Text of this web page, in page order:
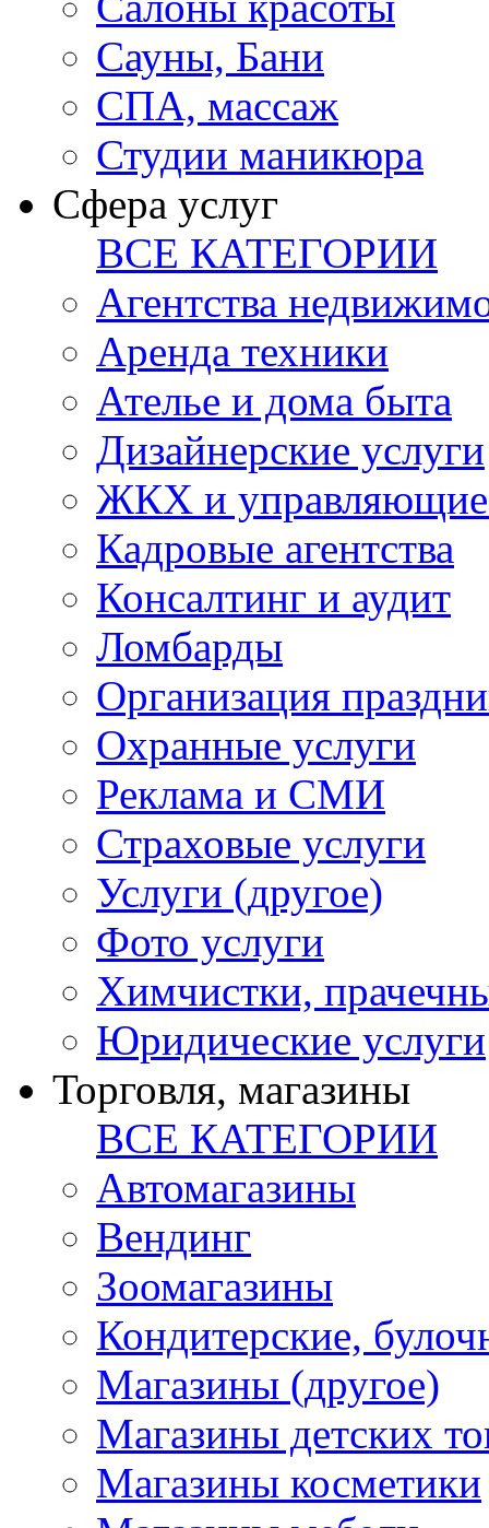
Сауны, Бани
СПА, массаж
Студии маникюра
Сфера услуг
ВСЕ КАТЕГОРИИ
Агентства
Аренда техники
Ателье и дома быта
Дизайнерские услуги
ЖКХ и управляющие
Кадровые агентства
Консалтинг и аудит
Ломбарды
Организация
Охранные услуги
Реклама и СМИ
Страховые услуги
Услуги (другое)
Фото услуги
Химчистки,
Юридические услуги
Торговля, магазины
ВСЕ КАТЕГОРИИ
Автомагазины
Вендинг
Зоомагазины
Кондитерские,
Магазины (другое)
Магазины детских
Магазины косметики